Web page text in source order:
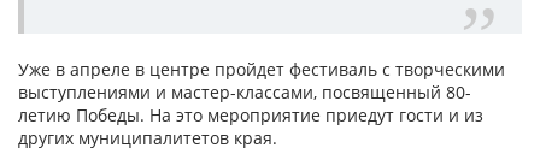
Уже в апреле в центре пройдет фестиваль с творческими
выступлениями и мастер-классами, посвященный 80-
летию Победы. На это мероприятие приедут гости и из
других муниципалитетов края.